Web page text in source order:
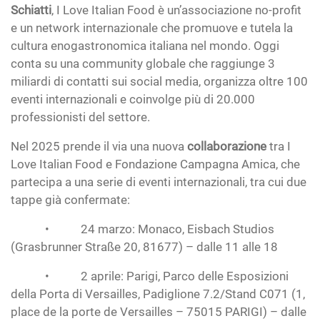
Schiatti, I Love Italian Food è un’associazione no-profit
e un network internazionale che promuove e tutela la
cultura enogastronomica italiana nel mondo. Oggi
conta su una community globale che raggiunge 3
miliardi di contatti sui social media, organizza oltre 100
eventi internazionali e coinvolge più di 20.000
professionisti del settore.
Nel 2025 prende il via una nuova collaborazione tra I
Love Italian Food e Fondazione Campagna Amica, che
partecipa a una serie di eventi internazionali, tra cui due
tappe già confermate:
• 24 marzo: Monaco, Eisbach Studios
(Grasbrunner Straße 20, 81677) – dalle 11 alle 18
• 2 aprile: Parigi, Parco delle Esposizioni
della Porta di Versailles, Padiglione 7.2/Stand C071 (1,
place de la porte de Versailles – 75015 PARIGI) – dalle